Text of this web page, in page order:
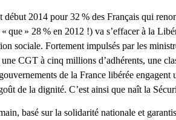
2014 pour 32 % des Français qui
« que » 28 % en 2012 !) va s’effacer à la
sociale. Fortement impulsés par les
CGT à cinq millions d’adhérents, une
de la France libérée engagent
de la dignité. C’est ainsi que naît la
basé sur la solidarité nationale et